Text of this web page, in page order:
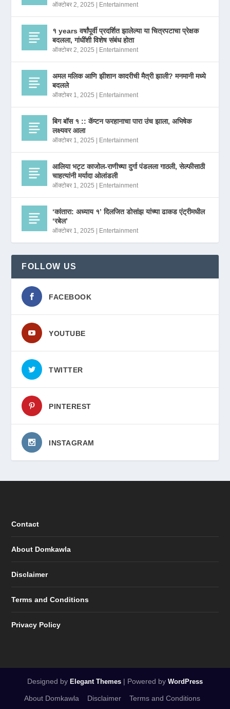
ऑक्टोबर 2, 2025 Entertainment
१ years वर्षांपूर्वी प्रदर्शित झालेल्या या चित्रपटाचा प्रेक्षक
बदलला, गांधींशी विशेष संबंध होता
ऑक्टोबर 2, 2025 Entertainment
अमल मलिक आणि झीशान कादरीची मैत्री झाली? मनमानी मध्ये
बदलले
ऑक्टोबर 1, 2025 Entertainment
बिग बॉस १ :: कॅप्टन फरहानाचा पारा उंच झाला, अभिषेक
लक्ष्यवर आला
ऑक्टोबर 1, 2025 Entertainment
आलिया भट्ट काजोल-राणीच्या दुर्गा पंडलला गाठली, सेल्फीसाठी
चाहत्यांनी मर्यादा ओलांडली
ऑक्टोबर 1, 2025 Entertainment
‘कांतारा: अध्याय १’ दिलजित डोसांझ यांच्या ढाकड एंट्रीमधील
‘रबेल’
ऑक्टोबर 1, 2025 Entertainment
FOLLOW US
FACEBOOK
YOUTUBE
TWITTER
PINTEREST
INSTAGRAM
Contact
About Domkawla
Disclaimer
Terms and Conditions
Privacy Policy
Designed by Elegant Themes | Powered by WordPress
About Domkawla Disclaimer Terms and Conditions